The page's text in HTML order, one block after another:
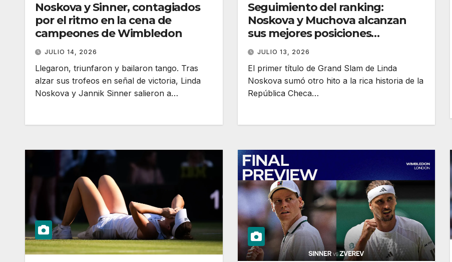
Noskova y Sinner, contagiados
por el ritmo en la cena de
campeones de Wimbledon
JULIO 14, 2026
Llegaron, triunfaron y bailaron tango. Tras
alzar sus trofeos en señal de victoria, Linda
Noskova y Jannik Sinner salieron a…
Seguimiento del ranking:
Noskova y Muchova alcanzan
sus mejores posiciones
históricas
JULIO 13, 2026
El primer título de Grand Slam de Linda
Noskova sumó otro hito a la rica historia de la
República Checa…